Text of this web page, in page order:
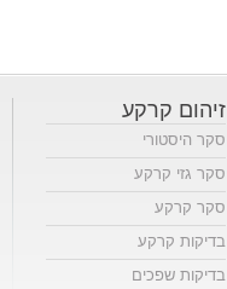
זיהום קרקע
סקר היסטורי
סקר גזי קרקע
סקר קרקע
בדיקות קרקע
בדיקות שפכים